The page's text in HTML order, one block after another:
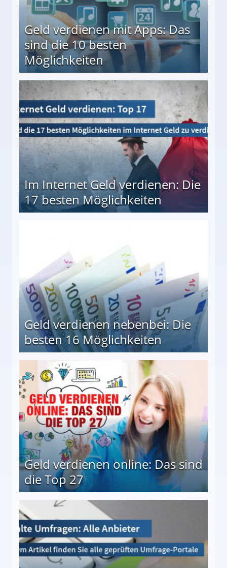
Geld verdienen mit Apps: Das
sind die 10 besten
Möglichkeiten
besten Möglichkeiten
Im Internet Geld verdienen: Die
17 besten Möglichkeiten
Geld verdienen nebenbei: Die
besten 16 Möglichkeiten
Geld verdienen online: Das sind
die Top 27